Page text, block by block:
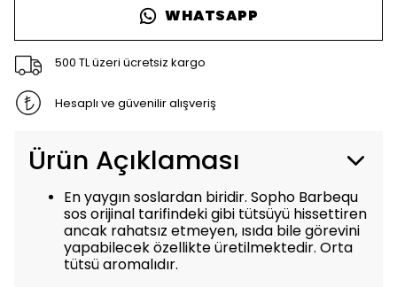
WHATSAPP
500 TL üzeri ücretsiz kargo
Hesaplı ve güvenilir alışveriş
Ürün Açıklaması
En yaygın soslardan biridir. Sopho Barbequ
sos orijinal tarifindeki gibi tütsüyü hissettiren
ancak rahatsız etmeyen, ısıda bile görevini
yapabilecek özellikte üretilmektedir. Orta
tütsü aromalıdır.